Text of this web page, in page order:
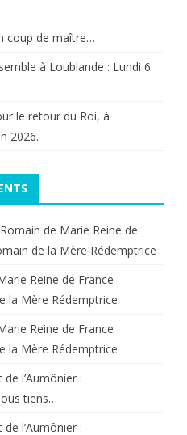
coup de maître…
à Loublande : Lundi 6
le retour du Roi, à
2026.
de Marie Reine de
de la Mère Rédemptrice
Reine de France
la Mère Rédemptrice
Reine de France
la Mère Rédemptrice
l’Aumônier :
tiens…
l’Aumônier :